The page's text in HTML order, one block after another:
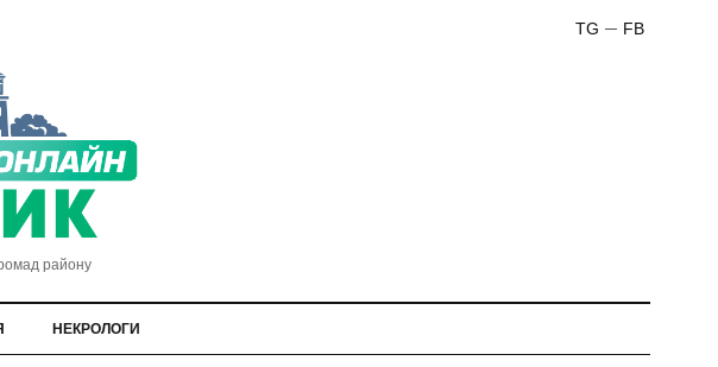
FB
TG
району
НЕКРОЛОГИ